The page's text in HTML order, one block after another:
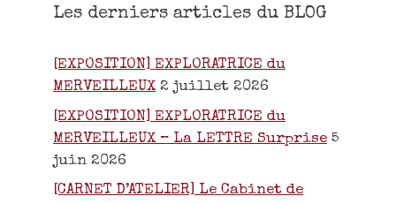
Les derniers articles du BLOG
[EXPOSITION] EXPLORATRICE du
MERVEILLEUX 2 juillet 2026
[EXPOSITION] EXPLORATRICE du
MERVEILLEUX – La LETTRE Surprise 5
juin 2026
[CARNET D’ATELIER] Le Cabinet de